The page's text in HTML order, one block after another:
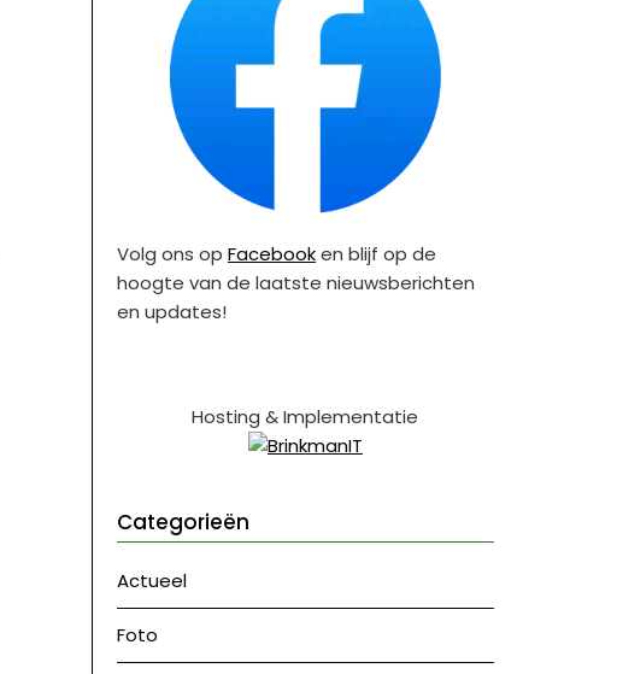
Volg ons op Facebooken blijf op de
hoogte van de laatste nieuwsberichten
en updates!
Hosting & Implementatie
Categorieën
Actueel
Foto